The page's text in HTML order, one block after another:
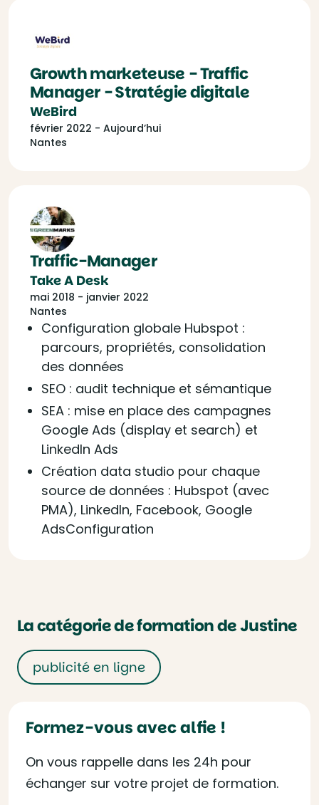
Growth marketeuse - Traffic
Manager - Stratégie digitale
WeBird
février 2022 - Aujourd’hui
Nantes
Traffic-Manager
Take A Desk
mai 2018 - janvier 2022
Nantes
Configuration globale Hubspot :
parcours, propriétés, consolidation
des données
SEO : audit technique et sémantique
SEA : mise en place des campagnes
Google Ads (display et search) et
LinkedIn Ads
Création data studio pour chaque
source de données : Hubspot (avec
PMA), LinkedIn, Facebook, Google
AdsConfiguration
La catégorie de formation de Justine
publicité en ligne
Formez-vous avec alfie !
On vous rappelle dans les 24h pour
échanger sur votre projet de formation.